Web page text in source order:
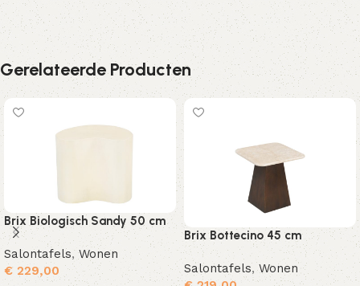
Gerelateerde Producten
Brix Biologisch Sandy 50 cm
Salontafels,Wonen
€ 229,00
Brix Bottecino 45 cm
Salontafels,Wonen